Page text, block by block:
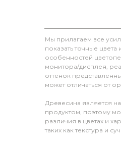
Мы прилагаем все
показать точные цвета
особенностей
монитора/дисплея,
оттенок
может отличаться от
Древесина является
продуктом, поэтому
различия в цветах и
таких как текстура и